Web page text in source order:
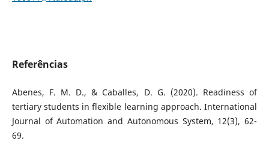
Referências
Abenes, F. M. D., & Caballes, D. G. (2020). Readiness of
tertiary students in flexible learning approach. International
Journal of Automation and Autonomous System, 12(3), 62-
69.